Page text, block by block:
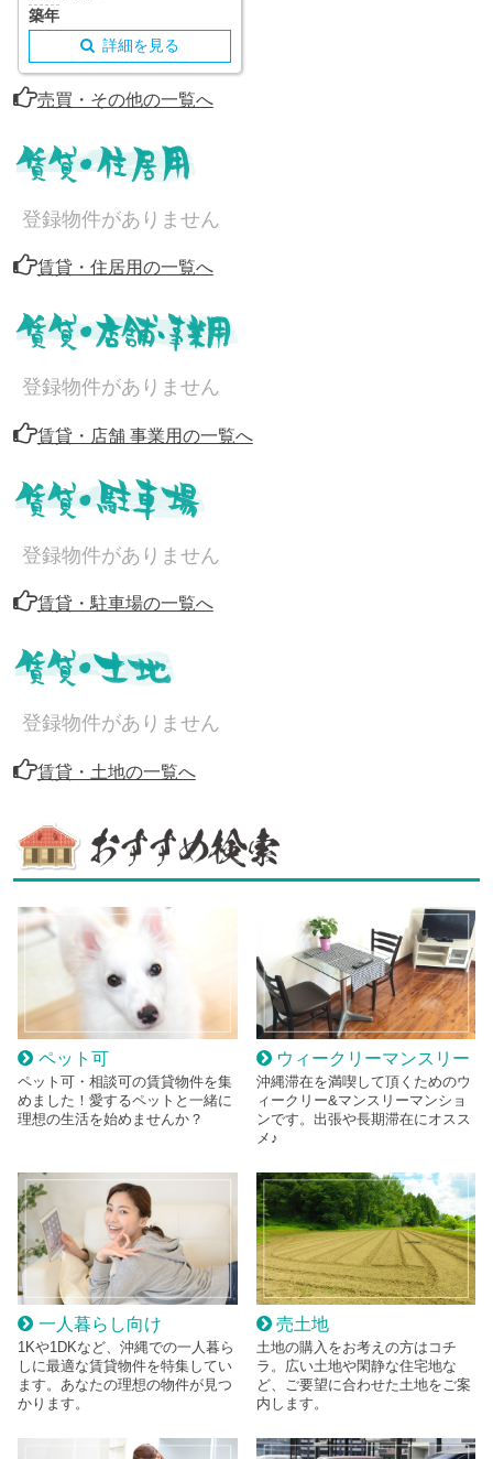
築年
詳細を見る
売買・その他の一覧へ
登録物件がありません
賃貸・住居用の一覧へ
登録物件がありません
賃貸・店舗 事業用の一覧へ
登録物件がありません
賃貸・駐車場の一覧へ
登録物件がありません
賃貸・土地の一覧へ
ペット可
ペット可・相談可の賃貸物件を集
めました！愛するペットと一緒に
理想の生活を始めませんか？
ウィークリーマンスリー
沖縄滞在を満喫して頂くためのウ
ィークリー&マンスリーマンショ
ンです。出張や長期滞在にオスス
メ♪
一人暮らし向け
1Kや1DKなど、沖縄での一人暮ら
しに最適な賃貸物件を特集してい
ます。あなたの理想の物件が見つ
かります。
売土地
土地の購入をお考えの方はコチ
ラ。広い土地や閑静な住宅地な
ど、ご要望に合わせた土地をご案
内します。